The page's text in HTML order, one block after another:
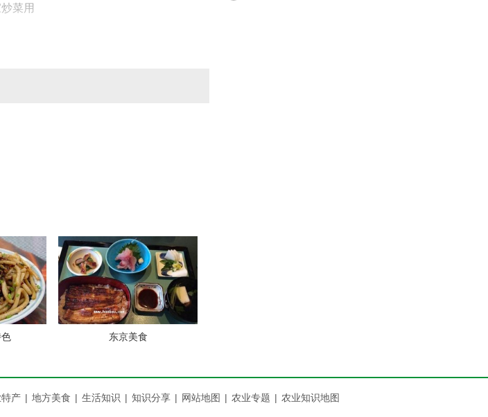
菜用
人家吃空
店.那里的店小二到掌柜的说的全是
的时候，人头攒动，后来整改，都没
的很有必要去一次，[泡椒螺肉]招牌
东京美食
产 | 地方美食 | 生活知识 | 知识分享 | 网站地图 | 农业专题 | 农业知识地图